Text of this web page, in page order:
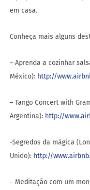
em casa.
Conheça mais alguns
– Aprenda a cozinhar
México): http://
– Tango Concert with
Argentina): http://
-Segredos da mágica
Unido): http://
– Meditação com um